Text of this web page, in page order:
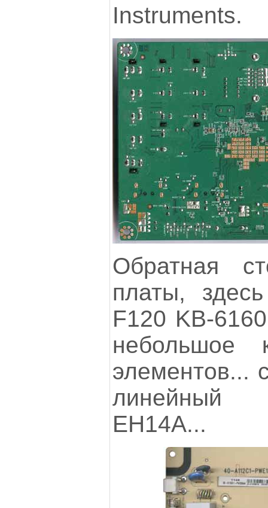
Instruments.
Обратная
платы,
F120 KB-
небольшое
элементов...
линейный
EH14A...